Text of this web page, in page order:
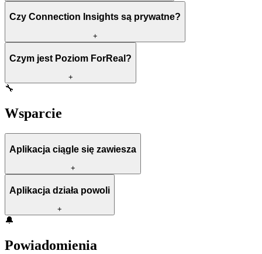
Czy Connection Insights są prywatne?
+
Czym jest Poziom ForReal?
+
🔧
Wsparcie
Aplikacja ciągle się zawiesza
+
Aplikacja działa powoli
+
🔔
Powiadomienia